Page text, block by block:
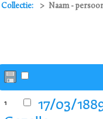
Collectie: Naam -
1
17/03/